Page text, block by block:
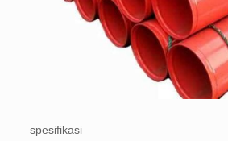
spesifikasi